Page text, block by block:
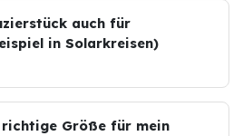
auch für
in Solarkreisen)
Größe für mein